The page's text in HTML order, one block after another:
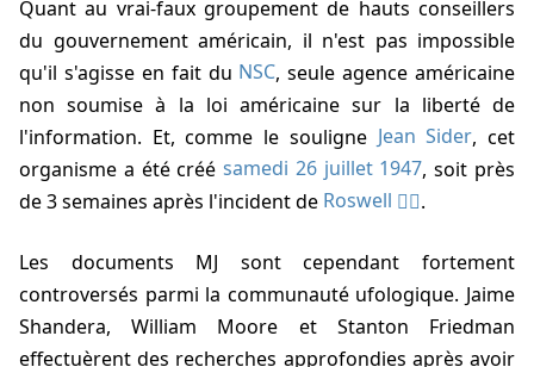
Quant au vrai-faux groupement de hauts conseillers
du gouvernement américain, il n'est pas impossible
qu'il s'agisse en fait du NSC, seule agence américaine
non soumise à la loi américaine sur la liberté de
l'information. Et, comme le souligne Jean Sider, cet
organisme a été créésamedi 26 juillet 1947, soit près
de 3 semaines après l'incident de Roswell .
Les documents MJ sont cependant fortement
controversés parmi la communauté ufologique. Jaime
Shandera, William Moore et Stanton Friedman
effectuèrent des recherches approfondies après avoir